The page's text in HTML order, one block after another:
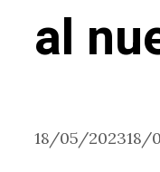
al
18/05/202318/